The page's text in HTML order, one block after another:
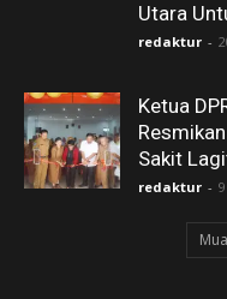
Utara
redaktur -
Ketua
Sakit
redaktur -